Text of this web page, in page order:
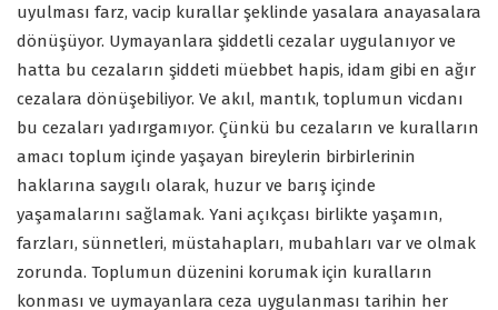
uyulması farz, vacip kurallar şeklinde yasalara anayasalara
dönüşüyor. Uymayanlara şiddetli cezalar uygulanıyor ve
hatta bu cezaların şiddeti müebbet hapis, idam gibi en ağır
cezalara dönüşebiliyor. Ve akıl, mantık, toplumun vicdanı
bu cezaları yadırgamıyor. Çünkü bu cezaların ve kuralların
amacı toplum içinde yaşayan bireylerin birbirlerinin
haklarına saygılı olarak, huzur ve barış içinde
yaşamalarını sağlamak. Yani açıkçası birlikte yaşamın,
farzları, sünnetleri, müstahapları, mubahları var ve olmak
zorunda. Toplumun düzenini korumak için kuralların
konması ve uymayanlara ceza uygulanması tarihin her